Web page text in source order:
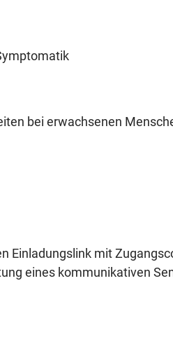
bei erwachsenen
Einladungslink mit
eines kommunikativen